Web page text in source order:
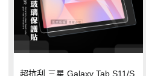
超抗刮 三星 Galaxy Tab S11/S